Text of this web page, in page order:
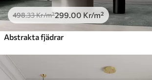
498.33Kr/m²299.00 Kr/m²
Abstrakta fjädrar